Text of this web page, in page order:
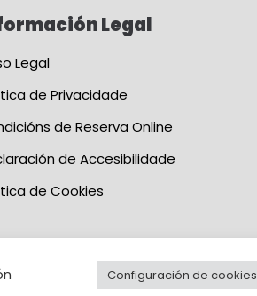
Legal
Legal
de Privacidade
de Reserva Online
de Accesibilidade
de Cookies
Configuración de cookies